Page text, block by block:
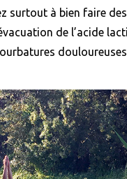
surtout à bien faire
de l’acide